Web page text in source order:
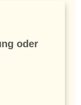
oder